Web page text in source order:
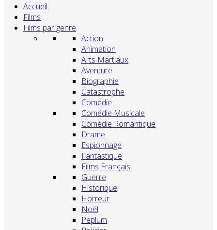
Accueil
Films
Films par genre
Action
Animation
Arts Martiaux
Aventure
Biographie
Catastrophe
Comédie
Comédie Musicale
Comédie Romantique
Drame
Espionnage
Fantastique
Films Français
Guerre
Historique
Horreur
Noël
Peplum